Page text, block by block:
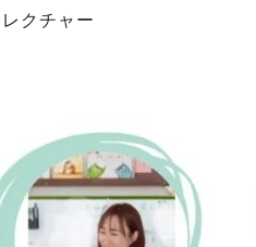
クチャー